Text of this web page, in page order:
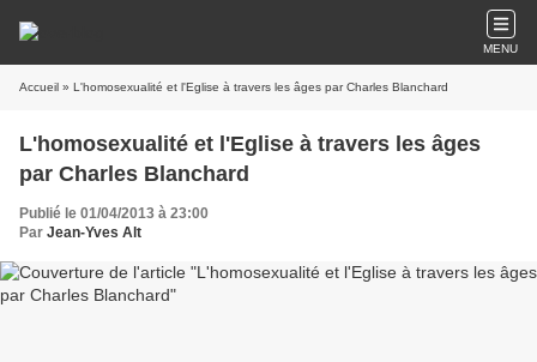
MENU
Accueil » L'homosexualité et l'Eglise à travers les âges par Charles Blanchard
L'homosexualité et l'Eglise à travers les âges
par Charles Blanchard
Publié le 01/04/2013 à 23:00
Par Jean-Yves Alt